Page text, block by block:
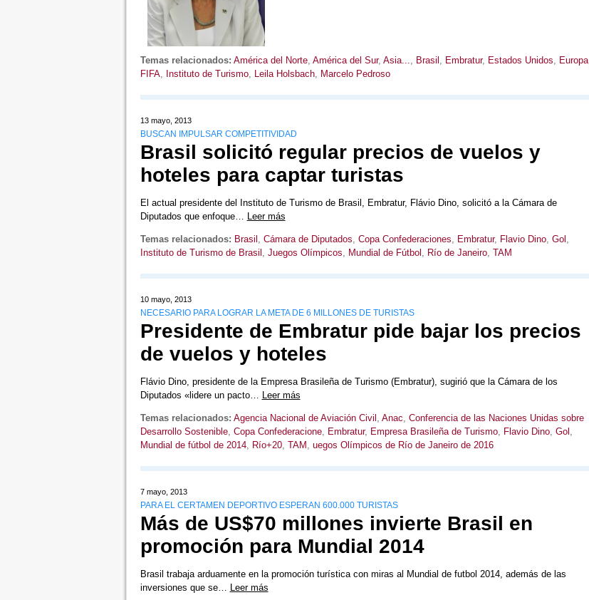
Temas relacionados: América del Norte, América del Sur, Asia... Brasil Embratur, Estados Unidos Europa,
FIFA, Instituto de Turismo, Leila Holsbach, Marcelo Pedroso
13 mayo, 2013
BUSCAN IMPULSAR COMPETITIVIDAD
Brasil solicitó regular precios de vuelos y
hoteles para captar turistas
El actual presidente del Instituto de Turismo de Brasil, Embratur, Flávio Dino, solicitó a la Cámara de
Diputados que enfoque… Leer más
Temas relacionados: Brasil Cámara de Diputados Copa Confederaciones Embratur, Flavio Dino, Gol
Instituto de Turismo de Brasil Juegos Olímpicos Mundial de Fútbol Río de Janeiro, TAM
10 mayo, 2013
NECESARIO PARA LOGRAR LA META DE 6 MILLONES DE TURISTAS
Presidente de Embratur pide bajar los precios
de vuelos y hoteles
Flávio Dino, presidente de la Empresa Brasileña de Turismo (Embratur), sugirió que la Cámara de los
Diputados «lidere un pacto… Leer más
Temas relacionados: Agencia Nacional de Aviación Civil Anac Conferencia de las Naciones Unidas sobre
Desarrollo Sostenible, Copa Confederacione, Embratur, Empresa Brasileña de Turismo, Flavio Dino, Gol
Mundial de fútbol de 2014, Río+20, TAM uegos Olímpicos de Río de Janeiro de 2016
7 mayo, 2013
PARA EL CERTAMEN DEPORTIVO ESPERAN 600.000 TURISTAS
Más de US$70 millones invierte Brasil en
promoción para Mundial 2014
Brasil trabaja arduamente en la promoción turística con miras al Mundial de futbol 2014, además de las
inversiones que se… Leer más